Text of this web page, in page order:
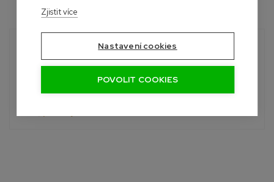
Potřebujete poradit?
Roman
Zjistit více
Nastavení cookies
POVOLIT COOKIES